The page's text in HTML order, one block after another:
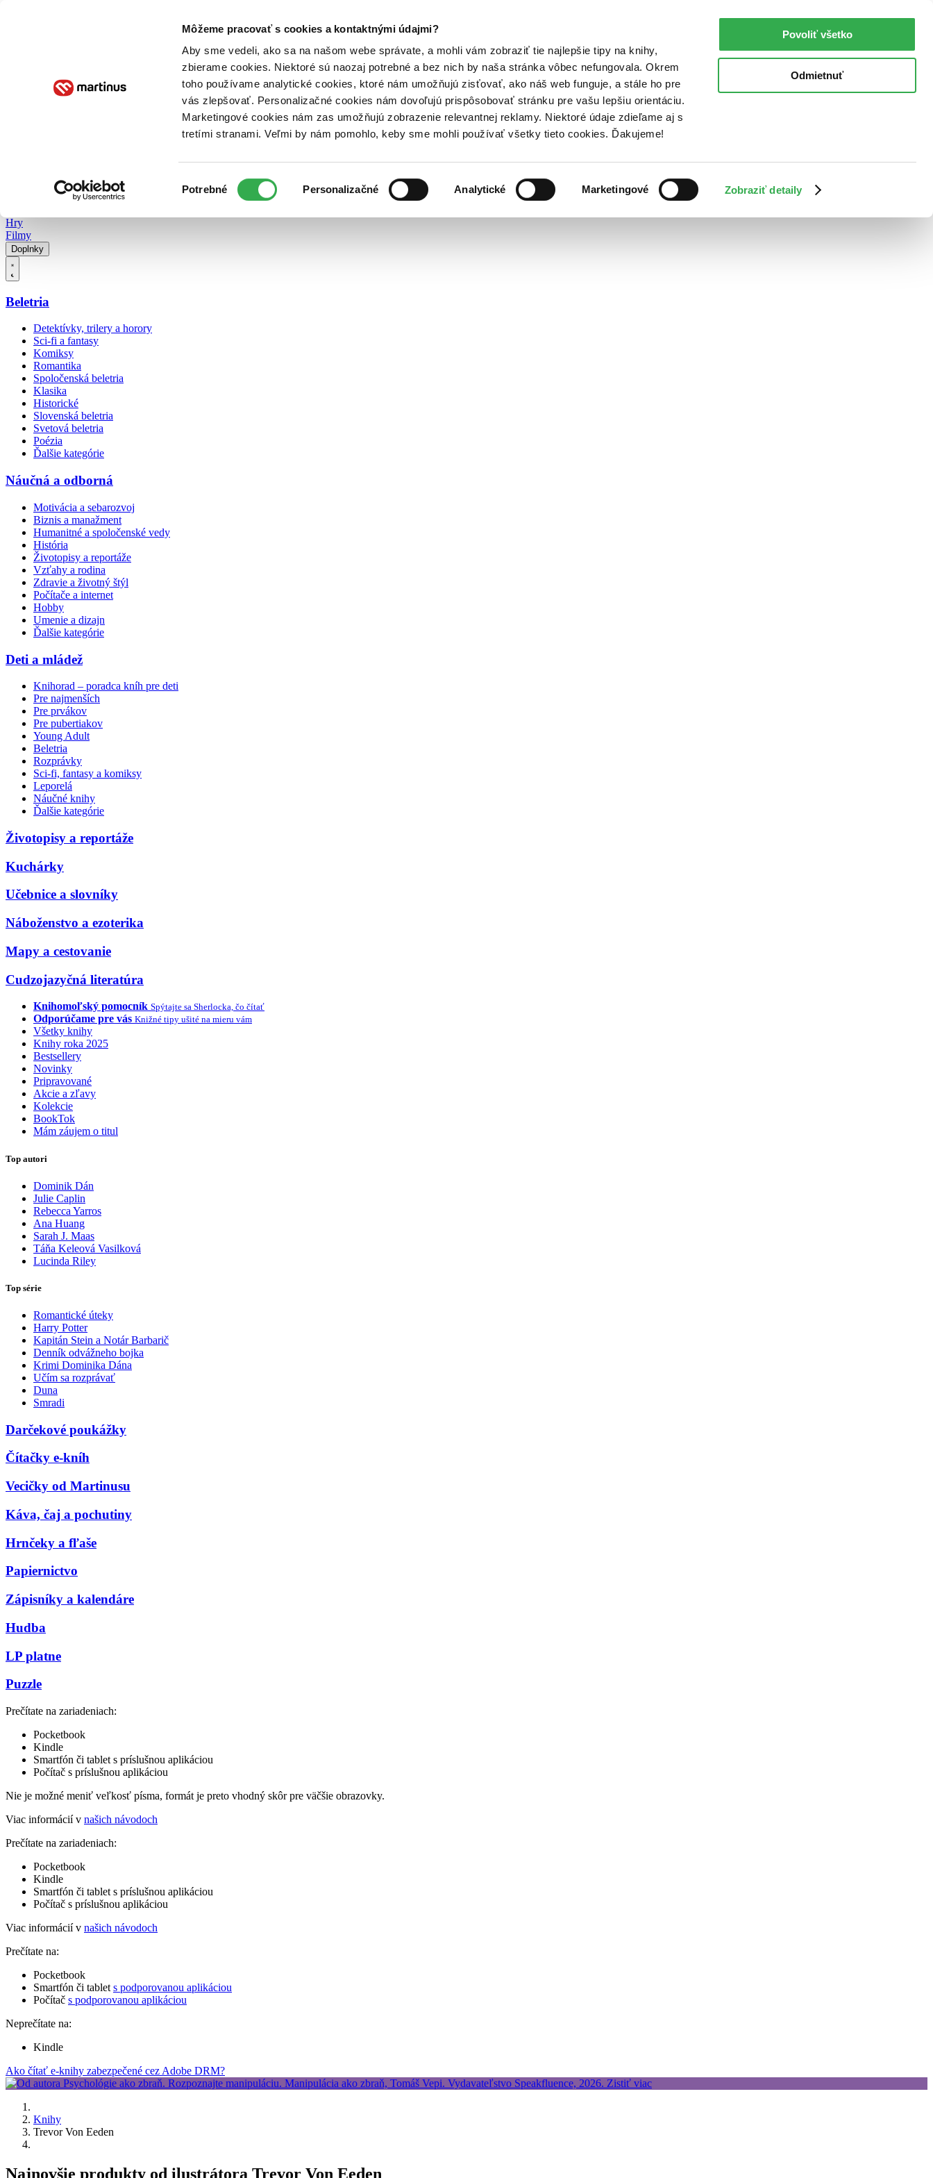
Môžeme pracovať s cookies a kontaktnými údajmi?
Aby sme vedeli, ako sa na našom webe správate, a mohli vám zobraziť tie najlepšie tipy na knihy,
zbierame cookies. Niektoré sú naozaj potrebné a bez nich by naša stránka vôbec nefungovala. Okrem
toho používame analytické cookies, ktoré nám umožňujú zisťovať, ako náš web funguje, a stále ho pre
vás zlepšovať. Personalizačné cookies nám dovoľujú prispôsobovať stránku pre vašu lepšiu orientáciu.
Marketingové cookies nám zas umožňujú zobrazenie relevantnej reklamy. Niektoré údaje zdieľame aj s
tretími stranami. Veľmi by nám pomohlo, keby sme mohli používať všetky tieto cookies. Ďakujeme!
súhlasu
Potrebné Personalizačné Analytické Marketingové Zobraziť detaily
Povoliť všetko
Odmietnuť
Poukážky Kontakt
Hry
Filmy
Doplnky
Beletria
Detektívky, trilery a horory
Sci-fi a fantasy
Komiksy
Romantika
Spoločenská beletria
Klasika
Historické
Slovenská beletria
Svetová beletria
Poézia
Ďalšie kategórie
Náučná a odborná
Motivácia a sebarozvoj
Biznis a manažment
Humanitné a spoločenské vedy
História
Životopisy a reportáže
Vzťahy a rodina
Zdravie a životný štýl
Počítače a internet
Hobby
Umenie a dizajn
Ďalšie kategórie
Deti a mládež
Knihorad – poradca kníh pre deti
Pre najmenších
Pre prvákov
Pre pubertiakov
Young Adult
Beletria
Rozprávky
Sci-fi, fantasy a komiksy
Leporelá
Náučné knihy
Ďalšie kategórie
Životopisy a reportáže
Kuchárky
Učebnice a slovníky
Náboženstvo a ezoterika
Mapy a cestovanie
Cudzojazyčná literatúra
Knihomoľský pomocník Spýtajte sa Sherlocka, čo čítať
Odporúčame pre vás Knižné tipy ušité na mieru vám
Všetky knihy
Knihy roka 2025
Bestsellery
Novinky
Pripravované
Akcie a zľavy
Kolekcie
BookTok
Mám záujem o titul
Top autori
Dominik Dán
Julie Caplin
Rebecca Yarros
Ana Huang
Sarah J. Maas
Táňa Keleová Vasilková
Lucinda Riley
Top série
Romantické úteky
Harry Potter
Kapitán Stein a Notár Barbarič
Denník odvážneho bojka
Krimi Dominika Dána
Učím sa rozprávať
Duna
Smradi
Darčekové poukážky
Čítačky e-kníh
Vecičky od Martinusu
Káva, čaj a pochutiny
Hrnčeky a fľaše
Papiernictvo
Zápisníky a kalendáre
Hudba
LP platne
Puzzle
Prečítate na zariadeniach:
Pocketbook
Kindle
Smartfón či tablet s príslušnou aplikáciou
Počítač s príslušnou aplikáciou
Nie je možné meniť veľkosť písma, formát je preto vhodný skôr pre väčšie obrazovky.
Viac informácií v našich návodoch
Prečítate na zariadeniach:
Pocketbook
Kindle
Smartfón či tablet s príslušnou aplikáciou
Počítač s príslušnou aplikáciou
Viac informácií v našich návodoch
Prečítate na:
Pocketbook
Smartfón či tablet s podporovanou aplikáciou
Počítač s podporovanou aplikáciou
Neprečítate na:
Kindle
Ako čítať e-knihy zabezpečené cez Adobe DRM?
Knihy
Trevor Von Eeden
Najnovšie produkty od ilustrátora Trevor Von Eeden